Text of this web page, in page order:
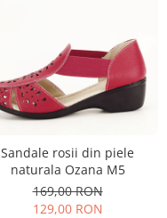
Sandale rosii din piele
naturala Ozana M5
169,00 RON
129,00 RON